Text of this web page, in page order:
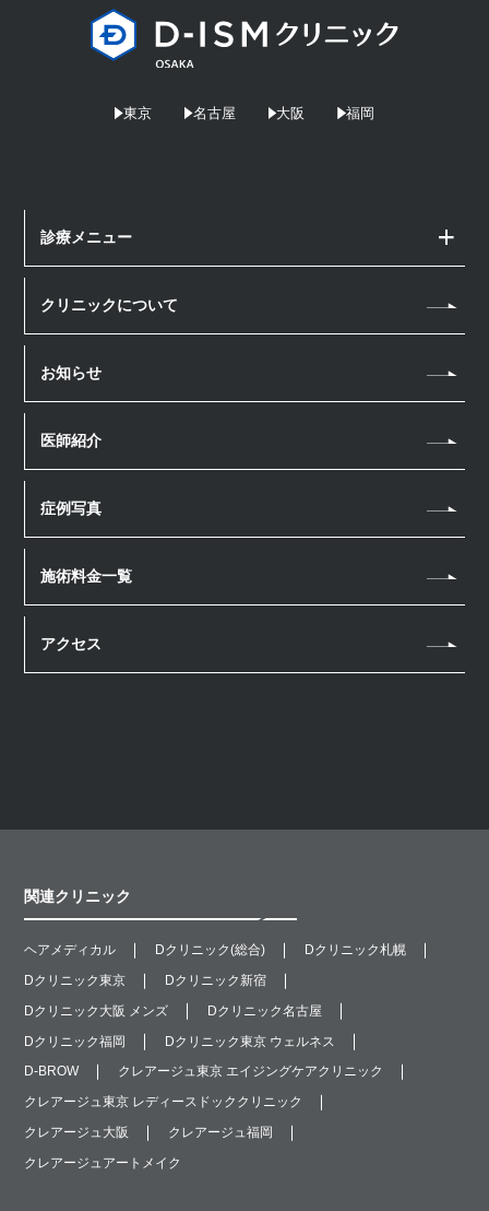
診療メニュー
アートメイク
ヘアアートメイク
ボトックス注射
ダーマペン4
ハイフ（HIFU）
ケミカルピーリング
ショッピングスレッド
体の治療
クールスカルプティング
点滴・注射
クリニックについて
お知らせ
医師紹介
症例写真
施術料金一覧
アクセス
東京 名古屋 大阪 福岡
関連クリニック
ヘアメディカル Dクリニック(総合)
Dクリニック札幌
Dクリニック東京
Dクリニック新宿
Dクリニック大阪 メンズ
Dクリニック名古屋
Dクリニック福岡
Dクリニック東京 ウェルネス
D-BROW
クレアージュ東京 エイジングケアクリニック
クレアージュ東京 レディースドッククリニック
クレアージュ大阪
クレアージュ福岡
クレアージュアートメイク